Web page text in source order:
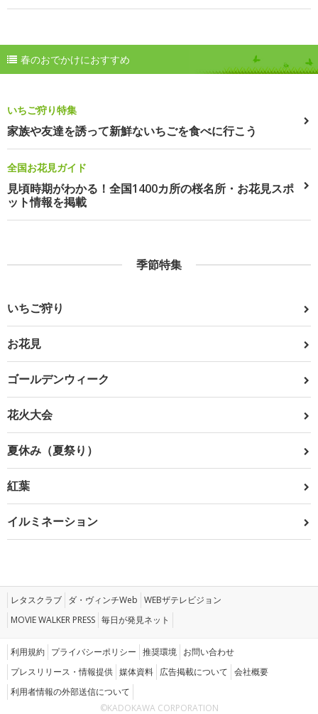
春のおでかけにおすすめ
いちご狩り特集
家族や友達を誘って新鮮ないちごを食べに行こう
全国お花見ガイド
見頃時期がわかる！全国1400カ所の桜名所・お花見スポ
ット情報を掲載
季節特集
いちご狩り
お花見
ゴールデンウィーク
花火大会
夏休み（夏祭り）
紅葉
イルミネーション
レタスクラブ ダ・ヴィンチWeb WEBザテレビジョン
MOVIE WALKER PRESS 毎日が発見ネット
利用規約 プライバシーポリシー 推奨環境 お問い合わせ
プレスリリース・情報提供 媒体資料 広告掲載について 会社概要
利用者情報の外部送信について
©KADOKAWA CORPORATION